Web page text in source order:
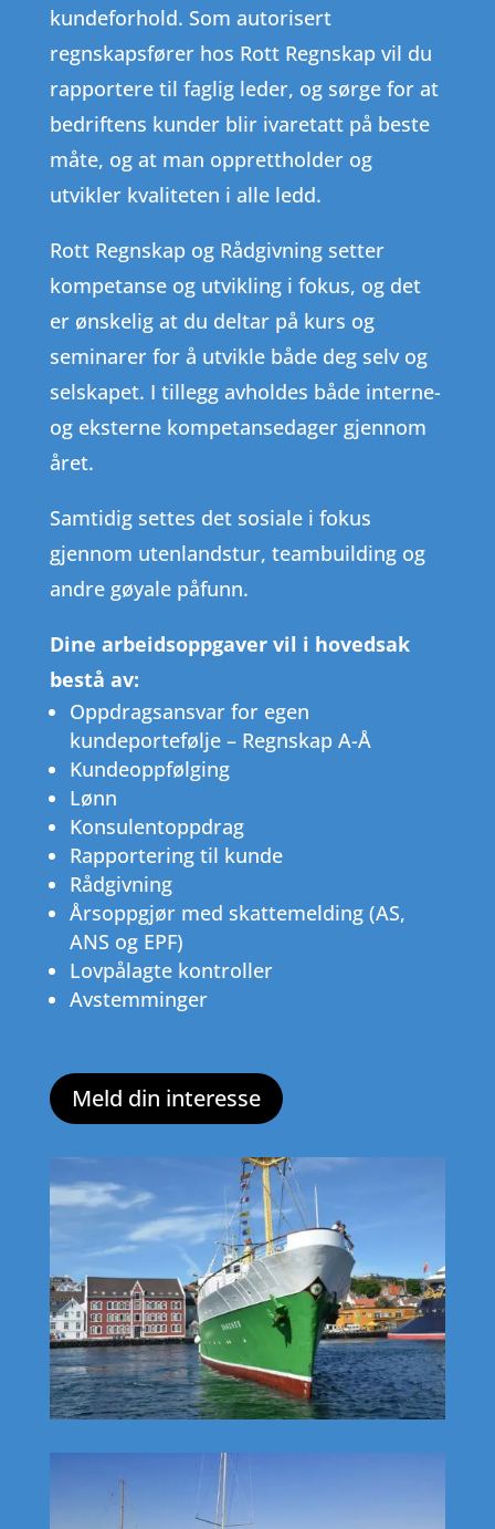
kundeforhold. Som autorisert
regnskapsfører hos Rott Regnskap vil du
rapportere til faglig leder, og sørge for at
bedriftens kunder blir ivaretatt på beste
måte, og at man opprettholder og
utvikler kvaliteten i alle ledd.
Rott Regnskap og Rådgivning setter
kompetanse og utvikling i fokus, og det
er ønskelig at du deltar på kurs og
seminarer for å utvikle både deg selv og
selskapet. I tillegg avholdes både interne-
og eksterne kompetansedager gjennom
året.
Samtidig settes det sosiale i fokus
gjennom utenlandstur, teambuilding og
andre gøyale påfunn.
Dine arbeidsoppgaver vil i hovedsak
bestå av:
Oppdragsansvar for egen
kundeportefølje – Regnskap A-Å
Kundeoppfølging
Lønn
Konsulentoppdrag
Rapportering til kunde
Rådgivning
Årsoppgjør med skattemelding (AS,
ANS og EPF)
Lovpålagte kontroller
Avstemminger
Meld din interesse